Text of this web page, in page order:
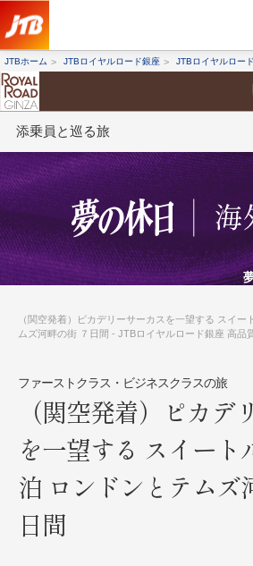
JTBホーム JTBロイヤルロード銀座 JTBロイヤルロー
添乗員と巡る旅
TOPNEW 厳選ツアー
ツアーを探す
海外ツアー
国内ツアー
特集
スタッフブログ
デジタルパンフレット
お客様へのご案内
コンシェルジ
ュ紹介
お申し込み
の流れ
条件から探す
条件から探す
キーワード
出発月
4
条件から探す
条件から探す
キーワード
出発月
（関空発着）ピカデリーサーカスを一望する スイー
ムズ河畔の街 ７日間 - JTBロイヤルロード銀座 高品
ファーストクラス・ビジネスクラスの旅
（関空発着）ピカデ
を一望する スイート
泊 ロンドンとテムズ
日間
ツアーを探す
海外ツアー